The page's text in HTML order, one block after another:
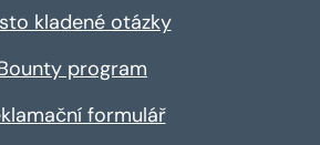
kladené otázky
program
formulář